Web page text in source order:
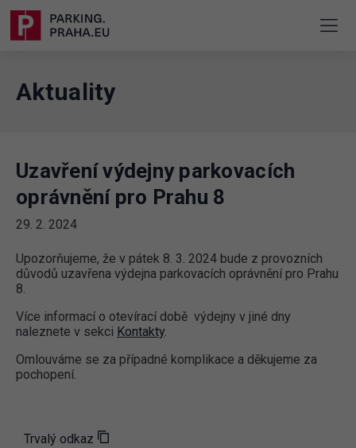
Aktuality
Uzavření výdejny parkovacích
oprávnění pro Prahu 8
29. 2. 2024
Upozorňujeme, že v pátek 8. 3. 2024 bude z provozních
důvodů uzavřena výdejna parkovacích oprávnění pro Prahu
8.
Více informací o otevírací době výdejny v jiné dny
naleznete v sekci Kontakty.
Omlouváme se za případné komplikace a děkujeme za
pochopení.
Trvalý odkaz